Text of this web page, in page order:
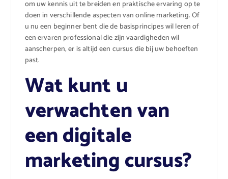
om uw kennis uit te breiden en praktische ervaring op te
doen in verschillende aspecten van online marketing. Of
u nu een beginner bent die de basisprincipes wil leren of
een ervaren professional die zijn vaardigheden wil
aanscherpen, er is altijd een cursus die bij uw behoeften
past.
Wat kunt u
verwachten van
een digitale
marketing cursus?